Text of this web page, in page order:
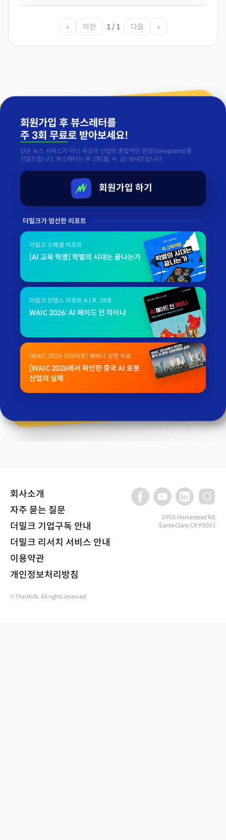
« 이전 1 / 1 다음 »
회원가입 후 뷰스레터를
주 3회 무료로 받아보세요!
단순 뉴스 서비스가 아닌 세상과 산업의 종합적인 관점(Viewpoints)을
전달드립니다. 뷰스레터는 주 3회(월, 수, 금) 보내드립니다.
회원가입 하기
더밀크가 엄선한 리포트
더밀크 스페셜 리포트
[AI 교육 혁명] 학벌의 시대는 끝나는가
더밀크 인뎁스 리포트 A.I.R. 28호
WAIC 2026: AI 메이드 인 차이나
[WAIC 2026 디브리핑] 웨비나 강연 자료
[WAIC 2026에서 확인한 중국 AI 로봇
산업의 실체
회사소개
자주 묻는 질문
더밀크 기업구독 안내
더밀크 리서치 서비스 안내
이용약관
개인정보처리방침
2905 Homestead Rd,
Santa Clara, CA 95051
© The Miilk. All rights reserved.